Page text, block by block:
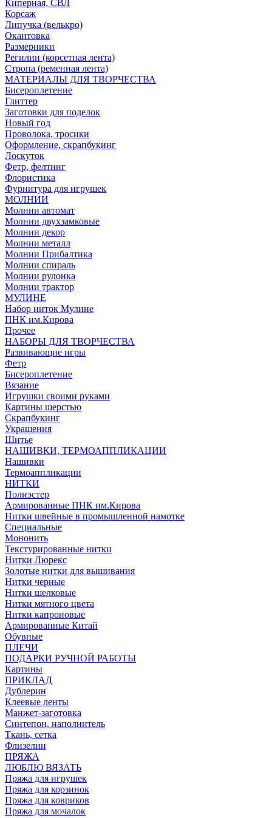
Киперная, СВЛ
Корсаж
Липучка (велькро)
Окантовка
Размерники
Регилин (корсетная лента)
Стропа (ременная лента)
МАТЕРИАЛЫ ДЛЯ ТВОРЧЕСТВА
Бисероплетение
Глиттер
Заготовки для поделок
Новый год
Проволока, тросики
Оформление, скрапбукинг
Лоскуток
Фетр, фелтинг
Флористика
Фурнитура для игрушек
МОЛНИИ
Молнии автомат
Молнии двухзамковые
Молнии декор
Молнии металл
Молнии Прибалтика
Молнии спираль
Молнии рулонка
Молнии трактор
МУЛИНЕ
Набор ниток Мулине
ПНК им.Кирова
Прочее
НАБОРЫ ДЛЯ ТВОРЧЕСТВА
Развивающие игры
Фетр
Бисероплетение
Вязание
Игрушки своими руками
Картины шерстью
Скрапбукинг
Украшения
Шитье
НАШИВКИ, ТЕРМОАППЛИКАЦИИ
Нашивки
Термоаппликации
НИТКИ
Полиэстер
Армированные ПНК им.Кирова
Нитки швейные в промышленной намотке
Специальные
Мононить
Текстурированные нитки
Нитки Люрекс
Золотые нитки для вышивания
Нитки черные
Нитки шелковые
Нитки мятного цвета
Нитки капроновые
Армированные Китай
Обувные
ПЛЕЧИ
ПОДАРКИ РУЧНОЙ РАБОТЫ
Картины
ПРИКЛАД
Дублерин
Клеевые ленты
Манжет-заготовка
Синтепон, наполнитель
Ткань, сетка
Флизелин
ПРЯЖА
ЛЮБЛЮ ВЯЗАТЬ
Пряжа для игрушек
Пряжа для корзинок
Пряжа для ковриков
Пряжа для мочалок